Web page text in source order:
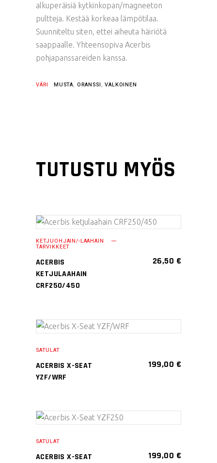
alkuperäisiä kytkinkopan/magneeton
pultteja. Kestää korkeaa lämpötilaa.
Suunniteltu siten, ettei aiheuta häiriötä
saappaalle. Yhteensopiva Acerbis
pohjapanssareiden kanssa.
VÄRI MUSTA, ORANSSI,VALKOINEN
TUTUSTU MYÖS
VALITSE
Tällä
on
valinnat
tuotteen
KETJUOHJAIN/-LAAHAIN
TARVIKKEET
ACERBIS
KETJULAAHAIN
CRF250/450
26,50 €
Tällä
on
tehdä
valinnat
sivulla.
SATULAT
ACERBIS X-SEAT
YZF/WRF
199,00 €
Tällä
on
SATULAT
ACERBIS X-SEAT
199,00 €